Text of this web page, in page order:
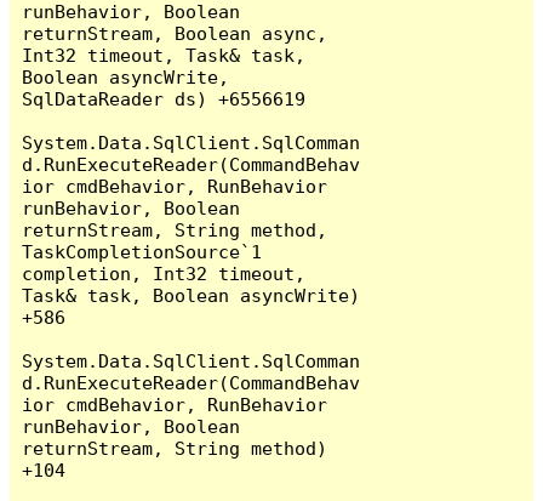
runBehavior, Boolean
returnStream, Boolean async,
Int32 timeout, Task& task,
Boolean asyncWrite,
SqlDataReader ds) +6556619
System.Data.SqlClient.SqlComman
d.RunExecuteReader(CommandBehav
ior cmdBehavior, RunBehavior
runBehavior, Boolean
returnStream, String method,
TaskCompletionSource`1
completion, Int32 timeout,
Task& task, Boolean asyncWrite)
+586
System.Data.SqlClient.SqlComman
d.RunExecuteReader(CommandBehav
ior cmdBehavior, RunBehavior
runBehavior, Boolean
returnStream, String method)
+104